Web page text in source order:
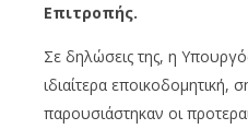
Επιτροπής.
Σε δηλώσεις της, η
ιδιαίτερα εποικοδομητική,
παρουσιάστηκαν οι